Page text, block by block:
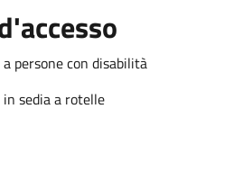
persone con disabilità
in sedia a rotelle